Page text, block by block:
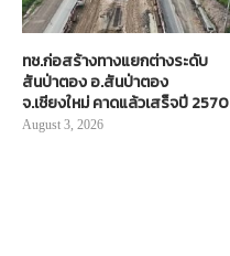
ทช.ก่อสร้างทางแยกต่างระดับ
สันป่าตอง อ.สันป่าตอง
จ.เชียงใหม่ คาดแล้วเสร็จปี 2570
August 3, 2026